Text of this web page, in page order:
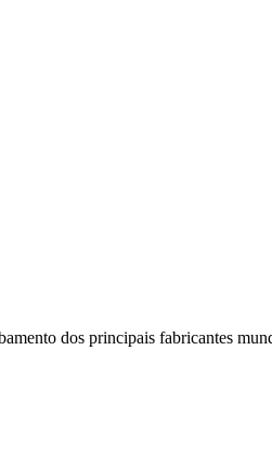
dos principais fabricantes